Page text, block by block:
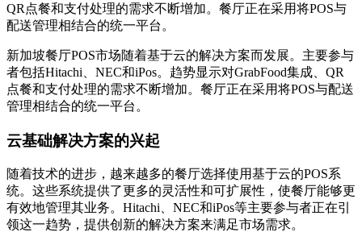
QR点餐和支付处理的需求不断增加。餐厅正在采用将POS与
配送管理相结合的统一平台。
新加坡餐厅POS市场随着基于云的解决方案而发展。主要参与
者包括Hitachi、NEC和iPos。趋势显示对GrabFood集成、QR
点餐和支付处理的需求不断增加。餐厅正在采用将POS与配送
管理相结合的统一平台。
云基础解决方案的兴起
随着技术的进步，越来越多的餐厅选择使用基于云的POS系
统。这些系统提供了更多的灵活性和可扩展性，使餐厅能够更
有效地管理其业务。Hitachi、NEC和iPos等主要参与者正在引
领这一趋势，提供创新的解决方案来满足市场需求。